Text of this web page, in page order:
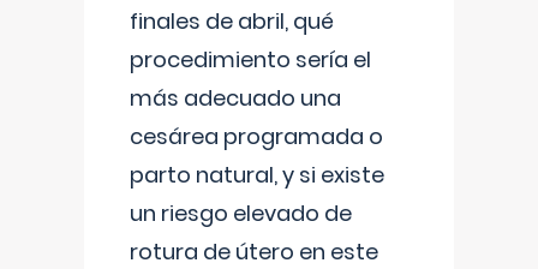
finales de abril, qué
procedimiento sería el
más adecuado una
cesárea programada o
parto natural, y si existe
un riesgo elevado de
rotura de útero en este